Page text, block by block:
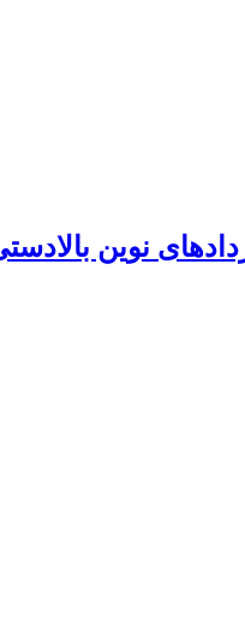
نوین بالادستی